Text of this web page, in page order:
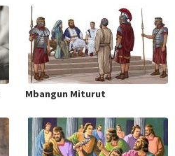
Mbangun Miturut